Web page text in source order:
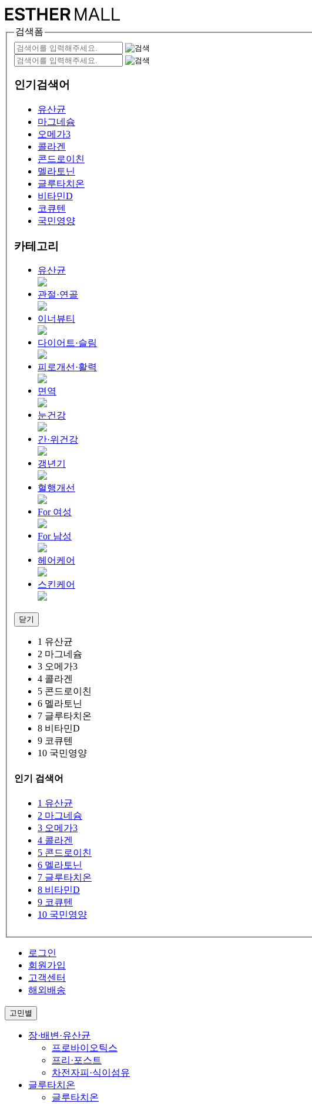
검색폼
인기검색어
유산균
마그네슘
오메가3
콜라겐
콘드로이친
멜라토닌
글루타치온
비타민D
코큐텐
국민영양
카테고리
유산균
관절·연골
이너뷰티
다이어트·슬림
피로개선·활력
면역
눈건강
간·위건강
갱년기
혈행개선
For 여성
For 남성
헤어케어
스킨케어
닫기
1 유산균
2 마그네슘
3 오메가3
4 콜라겐
5 콘드로이친
6 멜라토닌
7 글루타치온
8 비타민D
9 코큐텐
10 국민영양
인기 검색어
1 유산균
2 마그네슘
3 오메가3
4 콜라겐
5 콘드로이친
6 멜라토닌
7 글루타치온
8 비타민D
9 코큐텐
10 국민영양
로그인
회원가입
고객센터
해외배송
고민별
장·배변·유산균
프로바이오틱스
프리·포스트
차전자피·식이섬유
글루타치온
글루타치온